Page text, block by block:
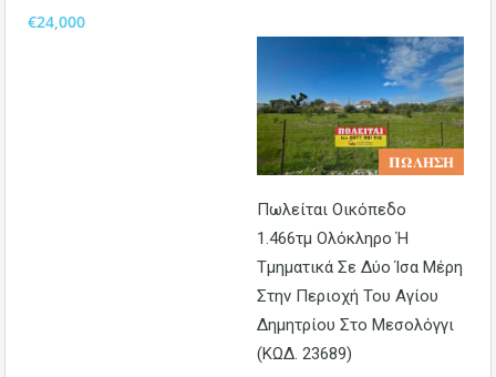
€24,000
𝚷𝛀𝚲𝚮𝚺𝚮
Πωλείται Οικόπεδο
1.466τμ Ολόκληρο Ή
Τμηματικά Σε Δύο Ίσα Μέρη
Στην Περιοχή Του Αγίου
Δημητρίου Στο Μεσολόγγι
(ΚΩΔ. 23689)